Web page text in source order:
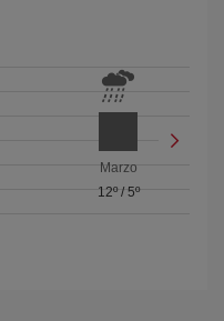
Marzo
12º/ 5º